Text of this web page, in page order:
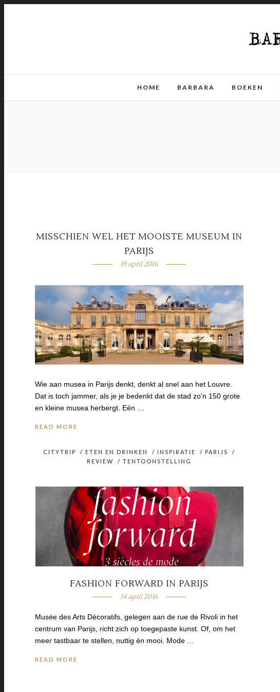
HOME BARBARA BOEKEN
MISSCHIEN WEL HET MOOISTE MUSEUM IN
PARIJS
18 april 2016
Wie aan musea in Parijs denkt, denkt al snel aan het Louvre.
Dat is toch jammer, als je je bedenkt dat de stad zo'n 150 grote
en kleine musea herbergt. Eén …
READ MORE
CITYTRIP / ETEN EN DRINKEN / INSPIRATIE / PARIJS
/
REVIEW
/ TENTOONSTELLING
FASHION FORWARD IN PARIJS
14 april 2016
Musée des Arts Décoratifs, gelegen aan de rue de Rivoli in het
centrum van Parijs, richt zich op toegepaste kunst. Of, om het
meer tastbaar te stellen, nuttig én mooi. Mode …
READ MORE